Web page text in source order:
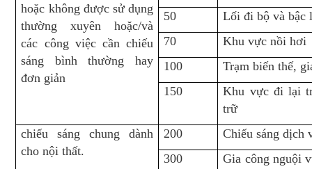
hoặc không được sử dụng
thường xuyên hoặc/và
các công việc cần chiếu
sáng bình thường hay
đơn giản
50
Lối đi bộ và bậc
70
Khu vực nồi hơi
100
Trạm biến thế,
150
Khu vực đi lại
trữ
chiếu sáng chung dành
cho nội thất.
200
Chiếu sáng dịch
300
Gia công nguội